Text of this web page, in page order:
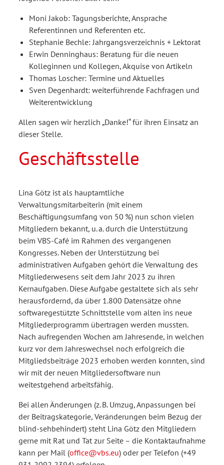
Moni Jakob: Tagungsberichte, Ansprache
Referentinnen und Referenten etc.
Stephanie Bechle: Jahrgangsverzeichnis + Lektorat
Erwin Denninghaus: Beratung für die neuen
Kolleginnen und Kollegen, Akquise von Artikeln
Thomas Loscher: Termine und Aktuelles
Sven Degenhardt: weiterführende Fachfragen und
Weiterentwicklung
Allen sagen wir herzlich „Danke!“ für ihren Einsatz an
dieser Stelle.
Geschäftsstelle
Lina Götz ist als hauptamtliche
Verwaltungsmitarbeiterin (mit einem
Beschäftigungsumfang von 50 %) nun schon vielen
Mitgliedern bekannt, u. a. durch die Unterstützung
beim VBS-Café im Rahmen des vergangenen
Kongresses. Neben der Unterstützung bei
administrativen Aufgaben gehört die Verwaltung des
Mitgliederwesens seit dem Jahr 2023 zu ihren
Kernaufgaben. Diese Aufgabe gestaltete sich als sehr
herausfordernd, da über 1.800 Datensätze ohne
softwaregestützte Schnittstelle vom alten ins neue
Mitgliederprogramm übertragen werden mussten.
Nach aufregenden Wochen am Jahresende, in welchen
kurz vor dem Jahreswechsel noch erfolgreich die
Mitgliedsbeiträge 2023 erhoben werden konnten, sind
wir mit der neuen Mitgliedersoftware nun
weitestgehend arbeitsfähig.
Bei allen Änderungen (z. B. Umzug, Anpassungen bei
der Beitragskategorie, Veränderungen beim Bezug der
blind-sehbehindert) steht Lina Götz den Mitgliedern
gerne mit Rat und Tat zur Seite – die Kontaktaufnahme
kann per Mail (office@vbs.eu) oder per Telefon (+49